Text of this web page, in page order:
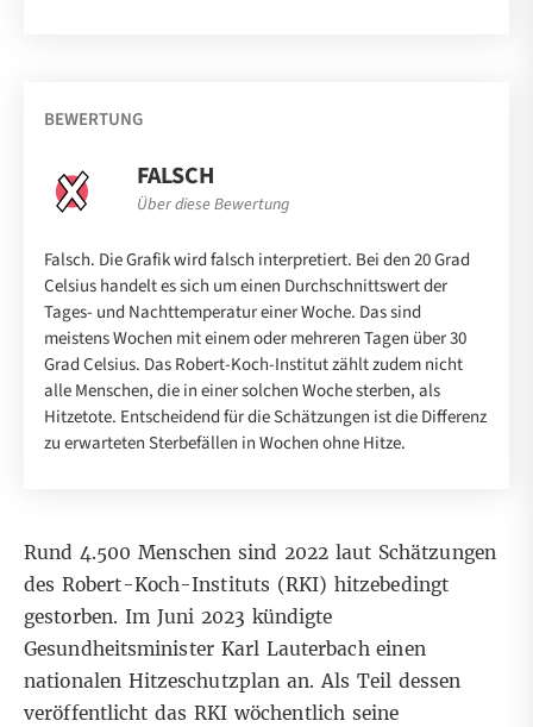
BEWERTUNG
FALSCH
Über diese Bewertung
Falsch. Die Grafik wird falsch interpretiert. Bei den 20 Grad
Celsius handelt es sich um einen Durchschnittswert der
Tages- und Nachttemperatur einer Woche. Das sind
meistens Wochen mit einem oder mehreren Tagen über 30
Grad Celsius. Das Robert-Koch-Institut zählt zudem nicht
alle Menschen, die in einer solchen Woche sterben, als
Hitzetote. Entscheidend für die Schätzungen ist die Differenz
zu erwarteten Sterbefällen in Wochen ohne Hitze.
Rund 4.500 Menschen sind 2022 laut Schätzungen
des Robert-Koch-Instituts (RKI) hitzebedingt
gestorben. Im Juni 2023 kündigte
Gesundheitsminister Karl Lauterbach einen
nationalen Hitzeschutzplan an. Als Teil dessen
veröffentlicht das RKI wöchentlich seine